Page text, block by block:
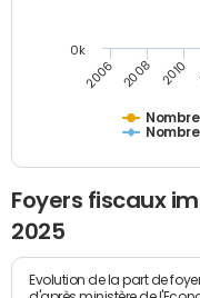
2006 2008 2010
0k
Foyers fiscaux
2025
Evolution de la part de